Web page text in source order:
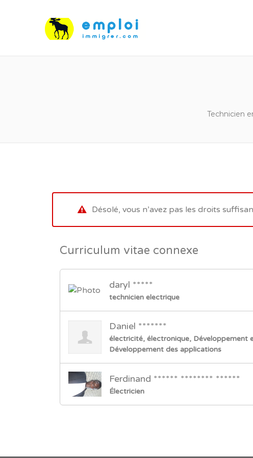
Technicien
Désolé, vous n’avez pas les droits
Curriculum vitae connexe
daryl *****
technicien electrique
Daniel *******
électricité, électronique, Développement
Développement des applications
Ferdinand ****** ******** ******
Électricien